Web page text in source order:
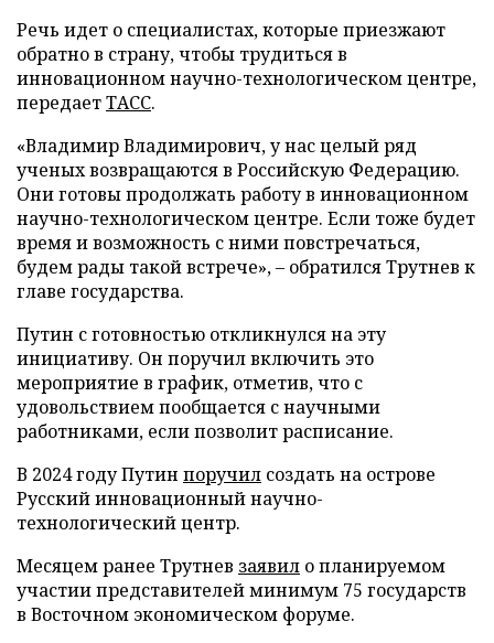
Речь идет о специалистах, которые приезжают
обратно в страну, чтобы трудиться в
инновационном научно-технологическом центре,
передаетТАСС.
«Владимир Владимирович, у нас целый ряд
ученых возвращаются в Российскую Федерацию.
Они готовы продолжать работу в инновационном
научно-технологическом центре. Если тоже будет
время и возможность с ними повстречаться,
будем рады такой встрече», – обратился Трутнев к
главе государства.
Путин с готовностью откликнулся на эту
инициативу. Он поручил включить это
мероприятие в график, отметив, что с
удовольствием пообщается с научными
работниками, если позволит расписание.
В 2024 году Путин поручил создать на острове
Русский инновационный научно-
технологический центр.
Месяцем ранее Трутнев заявил о планируемом
участии представителей минимум 75 государств
в Восточном экономическом форуме.